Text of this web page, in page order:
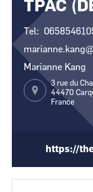
CCI Business
Occitanie
Pays de la Loire
CCI Business
Pays de la
TPAC
Tel
Marianne Kang
3 rue du
44470
France
https://